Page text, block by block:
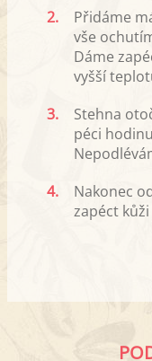
2.
Přidáme
vše
Dáme
vyšší
3.
Stehna
péci
4.
Nakonec
zapéct